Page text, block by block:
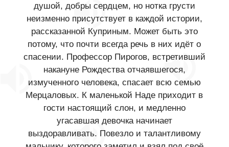
душой, добры сердцем, но нотка грусти
неизменно присутствует в каждой истории,
рассказанной Куприным. Может быть это
потому, что почти всегда речь в них идёт о
спасении. Профессор Пирогов, встретивший
накануне Рождества отчаявшегося,
измученного человека, спасает всю семью
Мерцаловых. К маленькой Наде приходит в
гости настоящий слон, и медленно
угасавшая девочка начинает
выздоравливать. Повезло и талантливому